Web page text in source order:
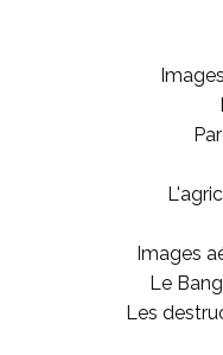
Images
Le
Les